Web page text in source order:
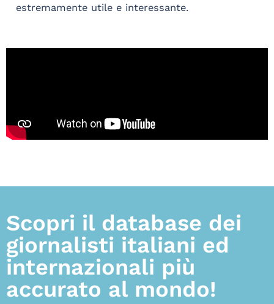
estremamente utile e interessante.
Scopri il database dei
giornalisti italiani ed
internazionali più
accurato al mondo!